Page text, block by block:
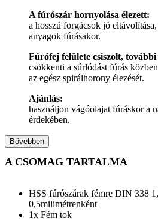
A fúrószár hornyolása élezett:
a hosszú forgácsok jó
anyagok fúrásakor.
Fúrófej felülete csiszolt,
csökkenti a súrlódást fúrás
az egész spirálhorony élezését.
Ajánlás:
használjon vágóolajat fúráskor a
érdekében.
Bővebben
A CSOMAG TARTALMA
HSS fúrószárak fémre DIN 338
0,5milimétrenként
1x Fém tok